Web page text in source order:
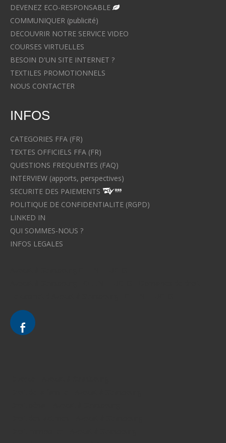
DEVENEZ ECO-RESPONSABLE
COMMUNIQUER (publicité)
DECOUVRIR NOTRE SERVICE VIDEO
COURSES VIRTUELLES
BESOIN D'UN SITE INTERNET ?
TEXTILES PROMOTIONNELS
NOUS CONTACTER
INFOS
CATEGORIES FFA (FR)
TEXTES OFFICIELS FFA (FR)
QUESTIONS FREQUENTES (FAQ)
INTERVIEW (apports, perspectives)
SECURITE DES PAIEMENTS
POLITIQUE DE CONFIDENTIALITE (RGPD)
LINKED IN
QUI SOMMES-NOUS ?
INFOS LEGALES